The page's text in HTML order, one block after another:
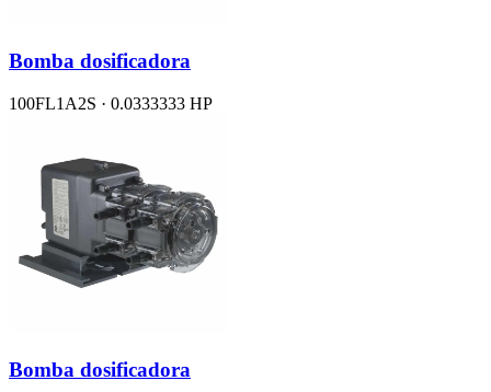
Bomba dosificadora
100FL1A2S · 0.0333333 HP
Bomba dosificadora